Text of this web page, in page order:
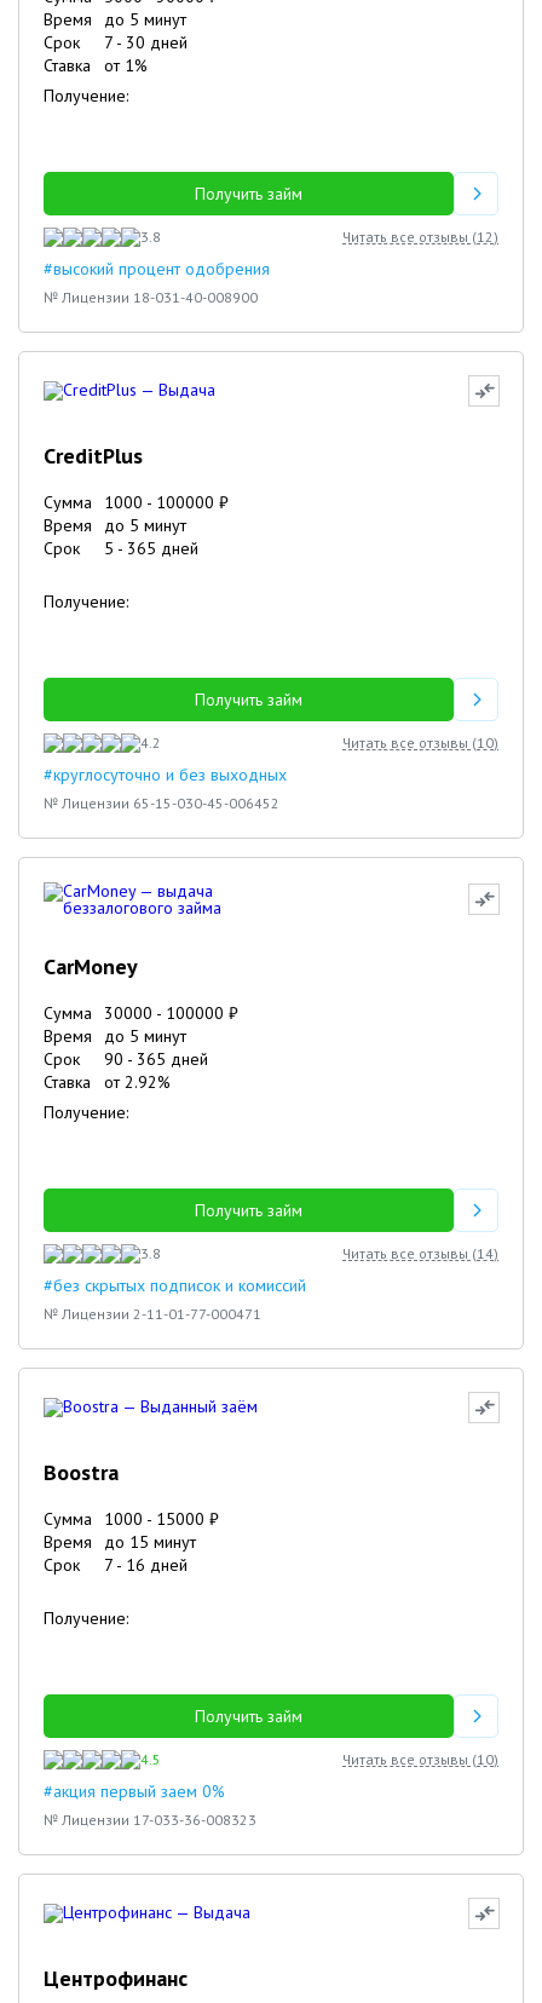
Время
до 5 минут
Срок
7 - 30 дней
Ставка
от 1%
Получение:
Получить займ
3.8 Читать все отзывы (12)
#высокий процент одобрения
№ Лицензии 18-031-40-008900
CreditPlus
Сумма 1000 - 100000 ₽
Время
до 5 минут
Срок
5 - 365 дней
Получение:
Получить займ
4.2 Читать все отзывы (10)
#круглосуточно и без выходных
№ Лицензии 65-15-030-45-006452
CarMoney
Сумма 30000 - 100000 ₽
Время
до 5 минут
Срок
90 - 365 дней
Ставка
от2.92%
Получение:
Получить займ
3.8 Читать все отзывы (14)
#без скрытых подписок и комиссий
№ Лицензии 2-11-01-77-000471
Boostra
Сумма 1000 - 15000 ₽
Время
до 15 минут
Срок
7 - 16 дней
Получение:
Получить займ
4.5 Читать все отзывы (10)
#акция первый заем 0%
№ Лицензии 17-033-36-008323
Центрофинанс